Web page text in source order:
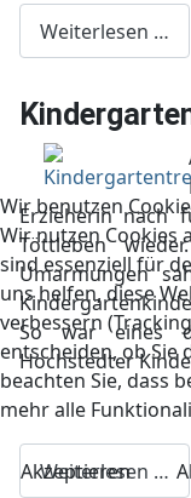
Weiterlesen …
Erzieherin nach
Töttleben
Umarmungen
So war eines
Hochstedter
Weiterlesen …
Wir benutzen
Wir nutzen Cookies
sind essenziell für
uns helfen, diese
verbessern
entscheiden, ob Sie
beachten Sie, dass
mehr alle
Akzeptieren